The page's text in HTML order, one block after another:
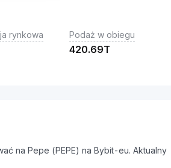
rynkowa Podaż w obiegu
420.69T
na Pepe (PEPE) na Bybit-eu. Aktualny